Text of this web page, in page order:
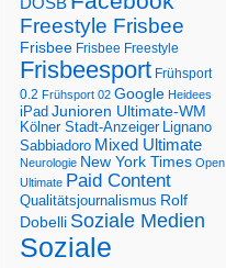
Freestyle Frisbee
Frisbee Frisbee Freestyle
Frisbeesport Frühsport
0.2 Frühsport 02 Google Heidees
iPad Junioren Ultimate-WM
Kölner Stadt-Anzeiger Lignano
Sabbiadoro Mixed Ultimate
Neurologie New York Times Open
Ultimate Paid Content
Qualitätsjournalismus Rolf
Dobelli Soziale Medien
Soziale